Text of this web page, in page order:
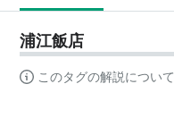
浦江飯店
このタグの解説について